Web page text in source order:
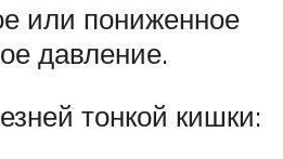
или пониженное
давление.
тонкой кишки: